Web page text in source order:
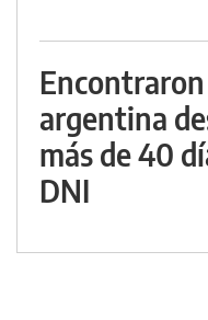
argentina
más de 40
DNI